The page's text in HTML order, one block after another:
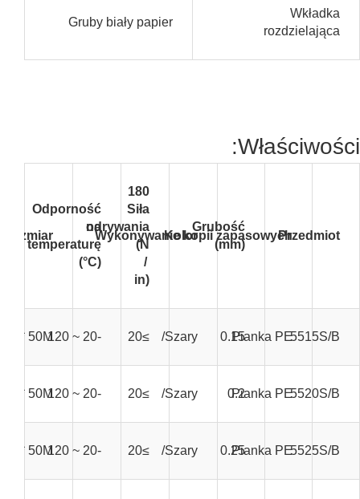
Wkładka
rozdzielająca
Gruby biały papier
Właściwości:
Przedmiot
Wykonywanie kopii zapasowych
Grubość
(mm)
Kolor
180
Siła
odrywania
(N
/
in)
Odporność
na
temperaturę
(°C)
Rozmiar
5515S/B
Pianka PE
0.15
Szary/
≥20
-20 ~ 120
* 50M
5520S/B
Pianka PE
0.2
Szary/
≥20
-20 ~ 120
* 50M
5525S/B
Pianka PE
0.25
Szary/
≥20
-20 ~ 120
* 50M